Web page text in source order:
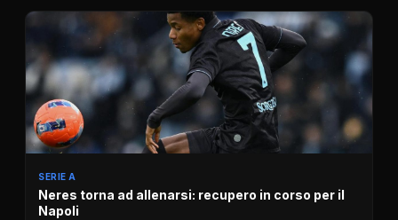
SERIE A
Neres torna ad allenarsi: recupero in corso per il
Napoli